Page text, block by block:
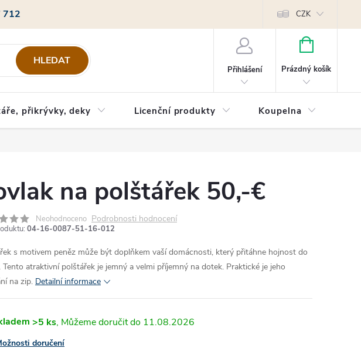
712 osobních údajů Poptávky a B2B
CZK
HLEDAT
Přihlášení
NÁKUPNÍ
Prázdný košík
přikrývky, deky Licenční produkty Koupelna
na polštářek 50,-€
Neohodnoceno Podrobnosti hodnocení
04-16-0087-51-16-012
s motivem peněz může být doplňkem vaší domácnosti, který přitáhne hojnost do
Tento atraktivní polštářek je jemný a velmi příjemný na dotek. Praktické je jeho
na zip. Detailní informace
>5 ks 11.08.2026
doručení